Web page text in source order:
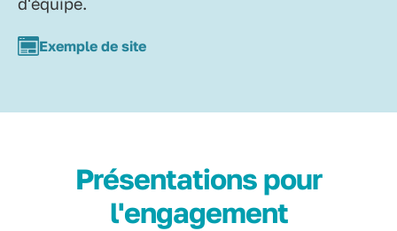
Exemple de site
Présentations pour
l'engagement